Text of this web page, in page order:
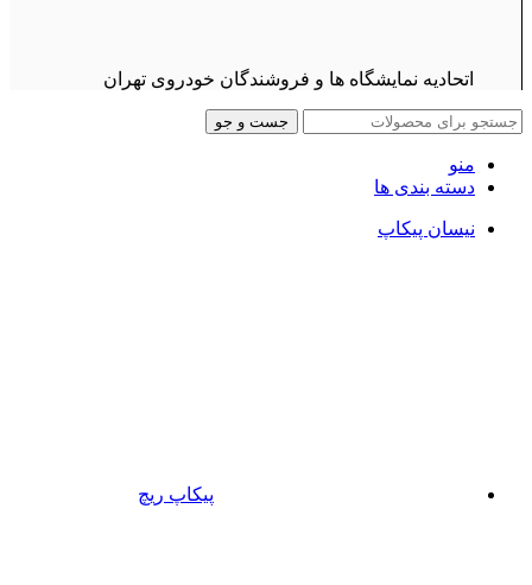
اتحادیه نمایشگاه ها و فروشندگان خودروی تهران
جست و جو
منو
دسته بندی ها
نیسان پیکاپ
پیکاپ ریچ